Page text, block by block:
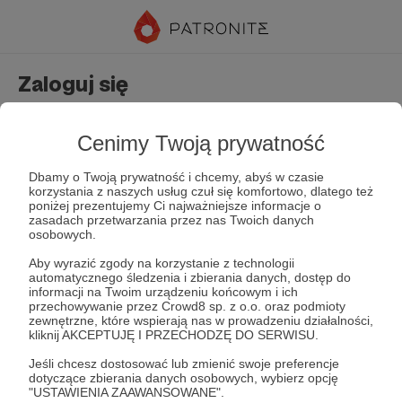
Cenimy Twoją prywatność
Dbamy o Twoją prywatność i chcemy, abyś w czasie
korzystania z naszych usług czuł się komfortowo, dlatego też
poniżej prezentujemy Ci najważniejsze informacje o
zasadach przetwarzania przez nas Twoich danych
osobowych.
Aby wyrazić zgody na korzystanie z technologii
automatycznego śledzenia i zbierania danych, dostęp do
informacji na Twoim urządzeniu końcowym i ich
przechowywanie przez Crowd8 sp. z o.o. oraz podmioty
zewnętrzne, które wspierają nas w prowadzeniu działalności,
kliknij AKCEPTUJĘ I PRZECHODZĘ DO SERWISU.
Jeśli chcesz dostosować lub zmienić swoje preferencje
dotyczące zbierania danych osobowych, wybierz opcję
"USTAWIENIA ZAAWANSOWANE".
Zaloguj się
Zapamiętaj mnie Zapomniałeś hasła?
Zaloguj
lub